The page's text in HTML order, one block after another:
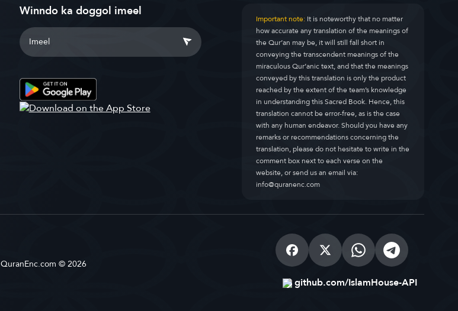
Winndo ka doggol imeel Important note:It is noteworthy that no matter
how accurate any translation of the meanings of
the Qur’an may be, it will still fall short in
conveying the transcendent meanings of the
miraculous Qur’anic text, and that the meanings
conveyed by this translation is only the product
reached by the extent of the team’s knowledge
in understanding this Sacred Book. Hence, this
translation cannot be error-free, as is the case
with any human endeavor. Should you have any
remarks or recommendations concerning the
translation, please do not hesitate to write in the
comment box next to each verse on the
website, or send us an email via:
info@quranenc.com
QuranEnc.com © 2026
github.com/IslamHouse-API